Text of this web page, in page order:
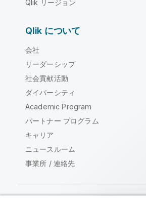
Qlik リージョン
Qlik について
会社
リーダーシップ
社会貢献活動
ダイバーシティ
Academic Program
パートナー プログラム
キャリア
ニュースルーム
事業所 / 連絡先